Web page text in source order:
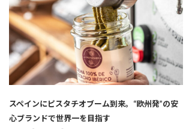
スペインにピスタチオブーム到来。“欧州発”の安
心ブランドで世界一を目指す